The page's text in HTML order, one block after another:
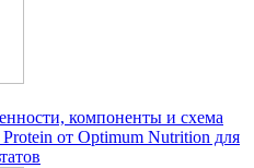
компоненты и схема
от Optimum Nutrition для